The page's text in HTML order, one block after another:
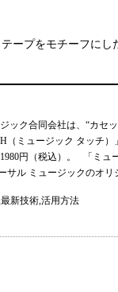
ープをモチーフにし
ック合同会社は、“カセ
（ミュージック タッチ）
円（税込）。 「ミュ
サル ミュージックのオリ
最新技術,活用方法